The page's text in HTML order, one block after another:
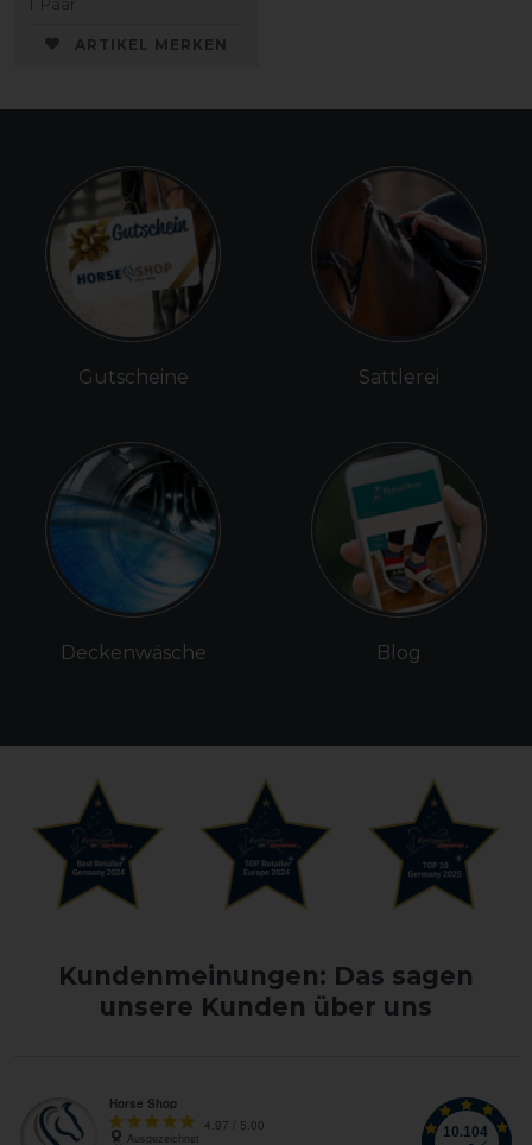
Paar
ARTIKEL MERKEN
Gutscheine
Deckenwäsche
Sattlerei
Blog
Kundenmeinungen: Das sagen
unsere Kunden über uns